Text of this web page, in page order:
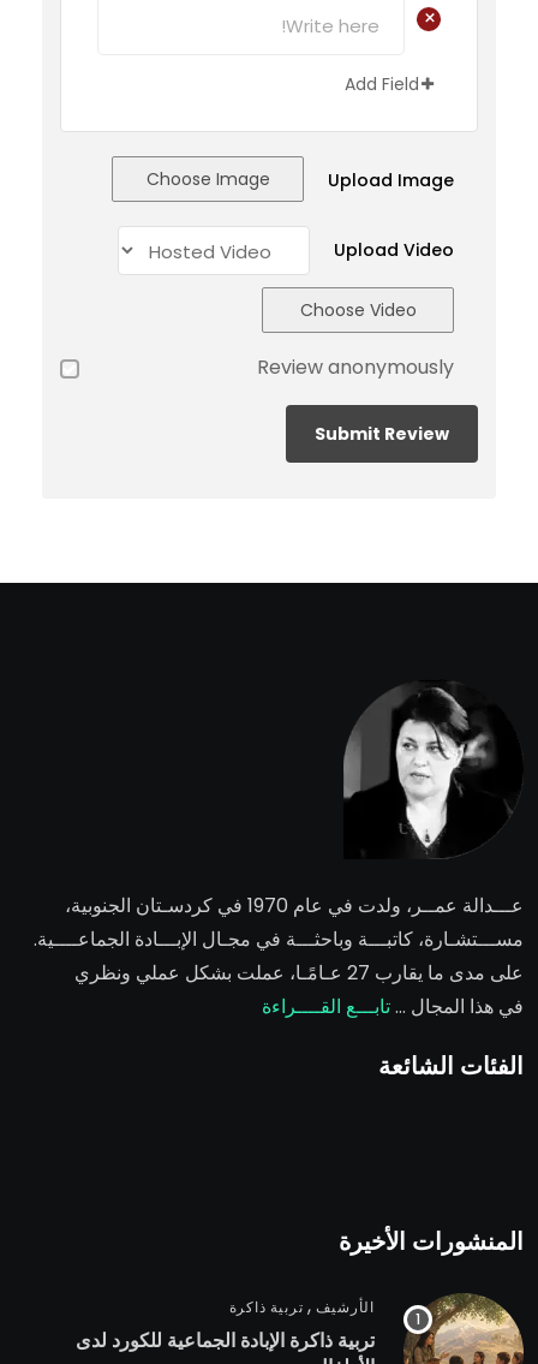
+
Add Field
Upload Image
Choose Image
Upload Video
Choose Video
Review anonymously
عـــدالة عمــر ، ولدت في عام 1970 في كردسـتان الجنوبية،
مســـتشـارة، كاتبـــة وباحثـــة في مجـال الإبـــادة الجماعــــية.
على مدى ما يقارب 27 عـامًـا، عملت بشكل عملي ونظري
في هذا المجال …تابـــع القــــراءة
الفئات الشائعة
المنشورات الأخيرة
الأرشيف, تربية ذاكرة
تربية ذاكرة الإبادة الجماعية للكورد لدى